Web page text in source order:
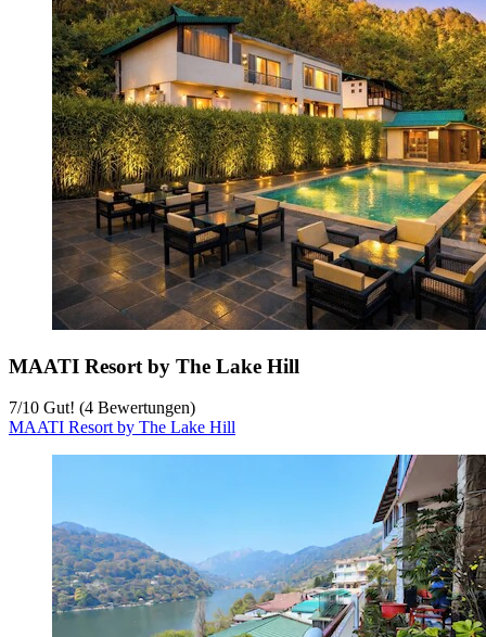
MAATI Resort by The Lake Hill
7/10 Gut! (4 Bewertungen)
MAATI Resort by The Lake Hill